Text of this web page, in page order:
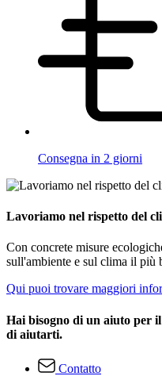
Consegna in 2 giorni
Lavoriamo nel rispetto del
Con concrete misure
sull'ambiente e sul clima il più
Qui puoi trovare maggiori
Hai bisogno di un aiuto per
di aiutarti.
Contatto